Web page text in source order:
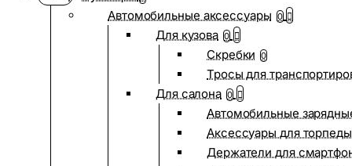
Автомобильные аксессуары 0
Для кузова 0
Скребки 0
Тросы для
Для салона 0
Автомобильные
Аксессуары для
Держатели для